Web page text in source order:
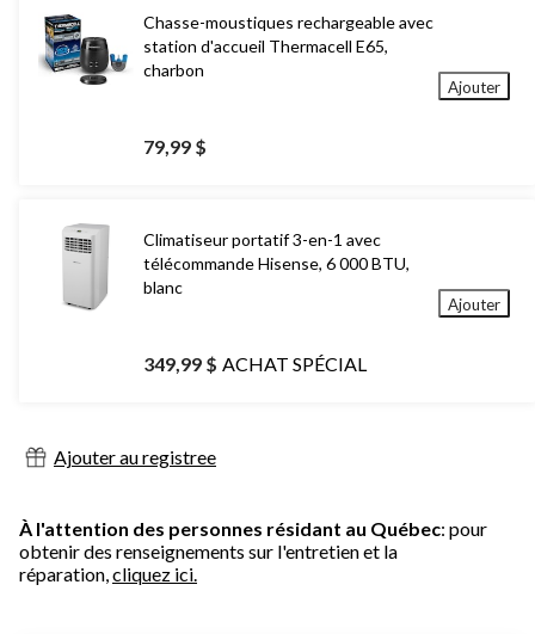
Chasse-moustiques rechargeable avec
station d'accueil Thermacell E65,
charbon
79,99 $
Ajouter
Climatiseur portatif 3-en-1 avec
télécommande Hisense, 6 000 BTU,
blanc
349,99 $ ACHAT SPÉCIAL
Ajouter
Ajouter au registree
À l'attention des personnes résidant au Québec: pour
obtenir des renseignements sur l'entretien et la
réparation,cliquez ici.